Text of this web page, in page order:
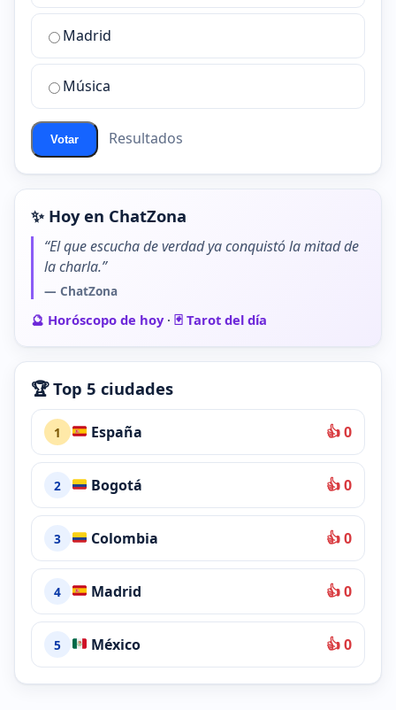
sala
chat
ChatZona?
Madrid
Música
Votar Resultados
✨ Hoy en ChatZona
“El que escucha de verdad ya conquistó la mitad de
la charla.”
— ChatZona
🔮 Horóscopo de hoy· 🃏 Tarot del día
🏆 Top 5 ciudades
1 España 👍 0
2 Bogotá 👍 0
3 Colombia 👍 0
4 Madrid 👍 0
5 México 👍 0